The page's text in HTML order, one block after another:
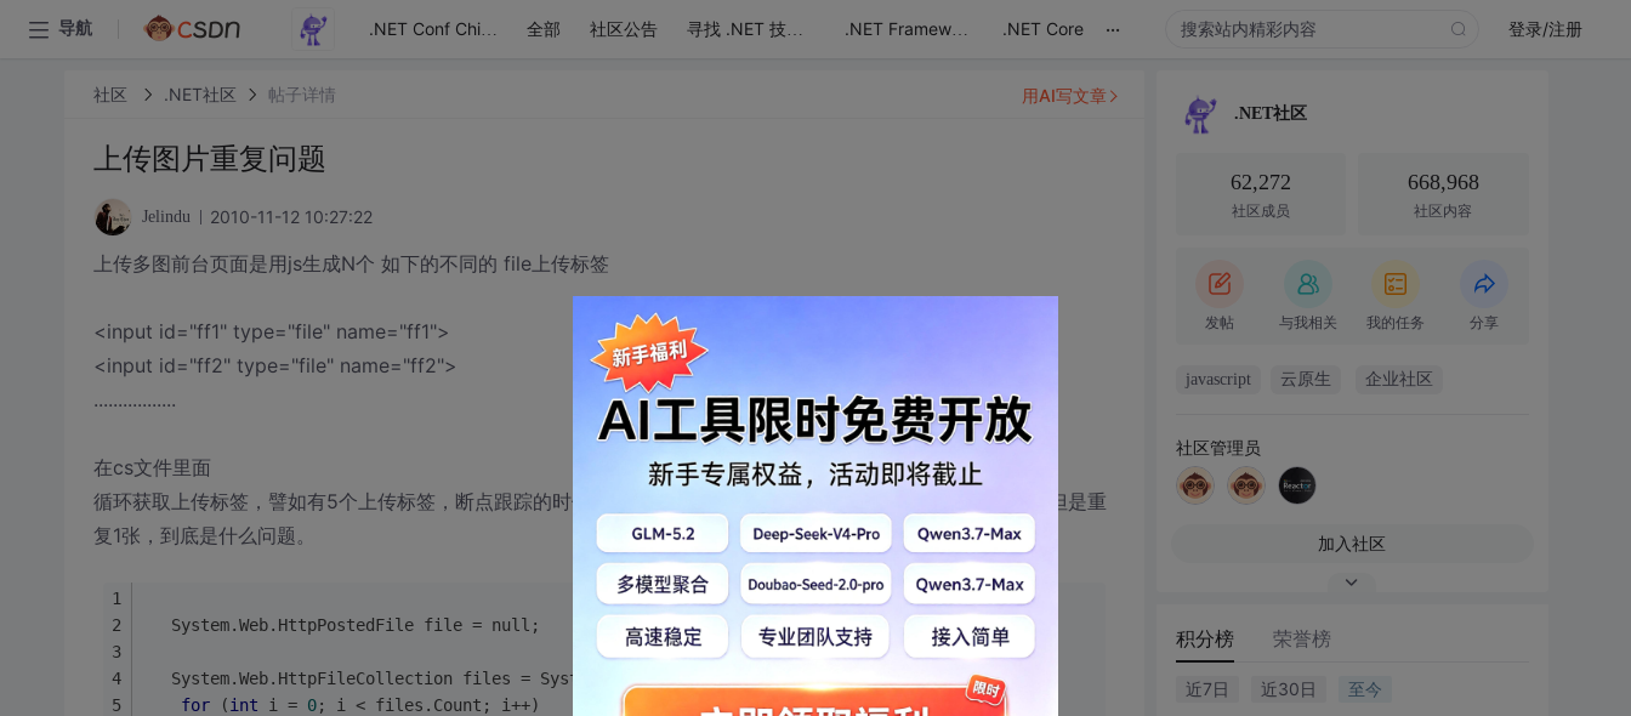
导航 .NET Conf China 全部 社区公告 寻找 .NET 技术达人 .NET Framework .NET Core ... 登录/注册
社区 .NET社区 帖子详情
上传图片重复问题
Jelindu 2010-11-12 10:27:22
上传多图前台页面是用js生成N个 如下的不同的 file上传标签
<input id="ff1" type="file" name="ff1">
<input id="ff2" type="file" name="ff2">
.................
在cs文件里面
循环获取上传标签，譬如有5个上传标签，断点跟踪的时候能正常上传5个图片，但是在iis里面 同样有5张图片，但是重
复1张，到底是什么问题。
   System.Web.HttpPostedFile file = null;
   System.Web.HttpFileCollection files = System.Web.HttpContext.Current.Request.Files;
for (int i = 0; i < files.Count; i++)
用AI写文章
.NET社区
62,272
社区成员
668,968
社区内容
发帖 与我相关 我的任务 分享
javascript 云原生 企业社区
社区管理员
加入社区
积分榜 荣誉榜
近7日 近30日 至今